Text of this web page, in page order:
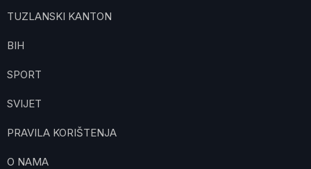
TUZLANSKI KANTON
BIH
SPORT
SVIJET
PRAVILA KORIŠTENJA
O NAMA